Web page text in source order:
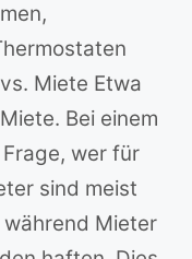
Miete Etwa
Bei einem
wer für
sind meist
Mieter